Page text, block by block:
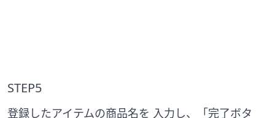
STEP5
登録したアイテムの商品名を 入力し、「完了ボタ